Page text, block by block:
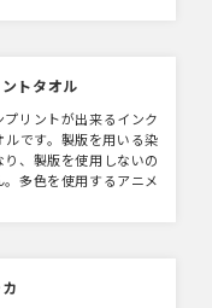
能です。
トタオル
リントが出来るインク
です。製版を用いる染
、製版を使用しないの
多色を使用するアニメ